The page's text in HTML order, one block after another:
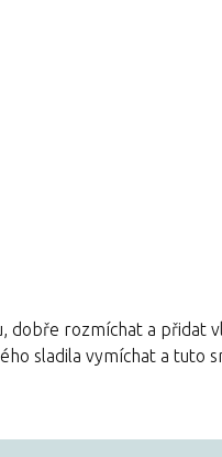
dobře rozmíchat a
sladila vymíchat a tuto